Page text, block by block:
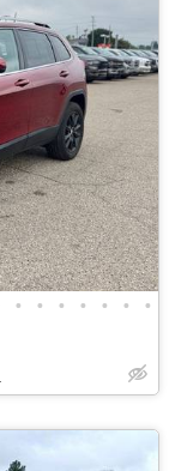
• • • • • • •